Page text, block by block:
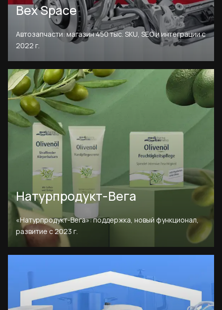
Bex Space
Автозапчасти: магазин 450 тыс. SKU, SEO и интеграции с
2022 г.
Натурпродукт-Вега
«Натурпродукт-Вега»: поддержка, новый функционал,
развитие с 2023 г.